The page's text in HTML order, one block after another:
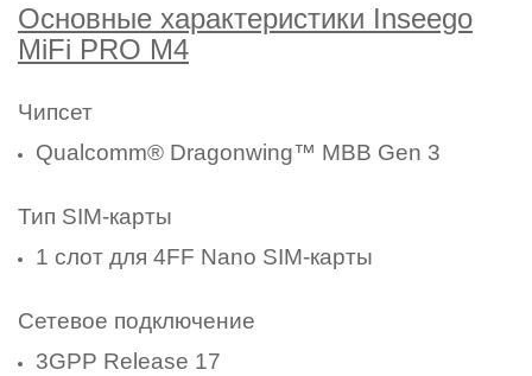
Основные характеристики Inseego
MiFi PRO M4
Чипсет
Qualcomm® Dragonwing™ MBB Gen 3
Тип SIM-карты
1 слот для 4FF Nano SIM-карты
Сетевое подключение
3GPP Release 17